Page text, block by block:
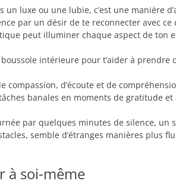
luxe ou une lubie, c’est une manière
par un désir de te reconnecter avec ce
peut illuminer chaque aspect de ton
intérieure pour t’aider à prendre
compassion, d’écoute et de
banales en moments de gratitude et
par quelques minutes de silence, un
semble d’étranges manières plus
à soi-même